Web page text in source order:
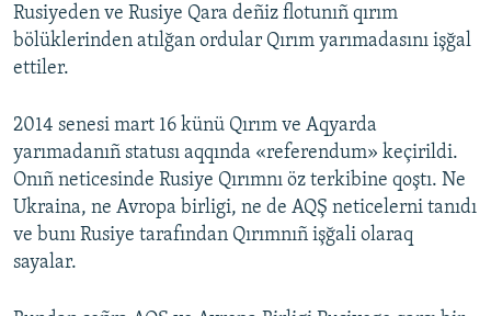
Rusiyeden ve Rusiye Qara deñiz flotunıñ qırım
bölüklerinden atılğan ordular Qırım yarımadasını işğal
ettiler.
2014 senesi mart 16 künü Qırım ve Aqyarda
yarımadanıñ statusı aqqında «referendum» keçirildi.
Onıñ neticesinde Rusiye Qırımnı öz terkibine qoştı. Ne
Ukraina, ne Avropa birligi, ne de AQŞ neticelerni tanıdı
ve bunı Rusiye tarafından Qırımnıñ işğali olaraq
sayalar.